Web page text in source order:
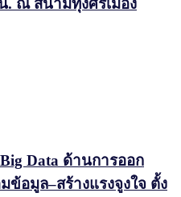
. ณ สนามทุ่งศรีเมือง
Data ด้านการออก
ข้อมูล–สร้างแรงจูงใจ ตั้ง